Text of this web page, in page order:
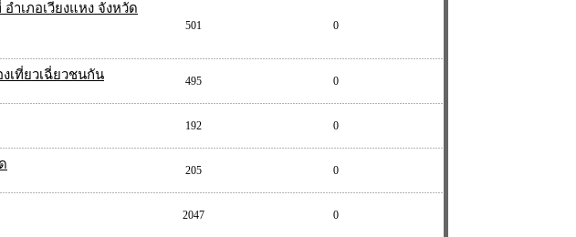
ำเภอเวียงแหง จังหวัด
501 0
เที่ยวเฉี่ยวชนกัน 495 0
192 0
205 0
2047 0